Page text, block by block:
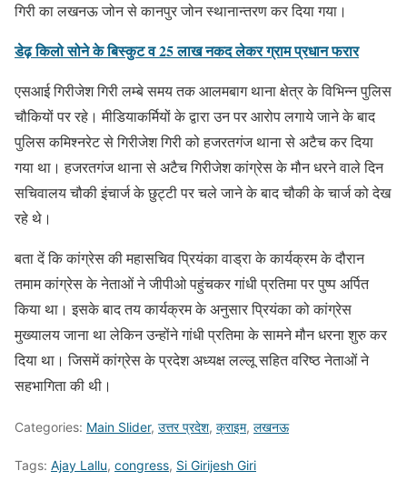
गिरी का लखनऊ जोन से कानपुर जोन स्थानान्तरण कर दिया गया।
डेढ़ किलो सोने के बिस्कुट व 25 लाख नकद लेकर ग्राम प्रधान फरार
एसआई गिरीजेश गिरी लम्बे समय तक आलमबाग थाना क्षेत्र के विभिन्न पुलिस
चौकियों पर रहे। मीडियाकर्मियों के द्वारा उन पर आरोप लगाये जाने के बाद
पुलिस कमिश्नरेट से गिरीजेश गिरी को हजरतगंज थाना से अटैच कर दिया
गया था। हजरतगंज थाना से अटैच गिरीजेश कांग्रेस के मौन धरने वाले दिन
सचिवालय चौकी इंचार्ज के छुट्टी पर चले जाने के बाद चौकी के चार्ज को देख
रहे थे।
बता दें कि कांग्रेस की महासचिव प्रियंका वाड्रा के कार्यक्रम के दौरान
तमाम कांग्रेस के नेताओं ने जीपीओ पहुंचकर गांधी प्रतिमा पर पुष्प अर्पित
किया था। इसके बाद तय कार्यक्रम के अनुसार प्रियंका को कांग्रेस
मुख्यालय जाना था लेकिन उन्होंने गांधी प्रतिमा के सामने मौन धरना शुरु कर
दिया था। जिसमें कांग्रेस के प्रदेश अध्यक्ष लल्लू सहित वरिष्ठ नेताओं ने
सहभागिता की थी।
Categories: Main Slider, उत्तर प्रदेश, क्राइम, लखनऊ
Tags: Ajay Lallu, congress, Si Girijesh Giri